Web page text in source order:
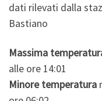
dati rilevati dalla
Bastiano
Massima
alle ore 14:01
Minore temperatura